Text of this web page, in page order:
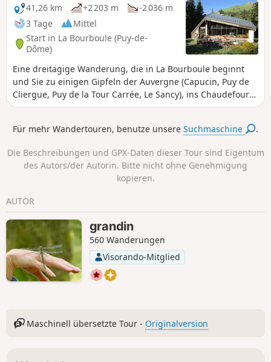
41,26 km
+2 203 m
-2 036 m
3 Tage
Mittel
Start in La Bourboule (Puy-de-
Dôme)
Eine dreitägige Wanderung, die in La Bourboule beginnt
und Sie zu einigen Gipfeln der Auvergne (Capucin, Puy de
Cliergue, Puy de la Tour Carrée, Le Sancy), ins Chaudefour-
Tal, zur Grande Cascade usw. führt und in der Stadt Mont
Für mehr Wandertouren, benutze unsereSuchmaschine .
Die Beschreibungen und GPX-Daten dieser Tour sind Eigentum
des Autors/der Autorin. Bitte nicht ohne Genehmigung
kopieren.
AUTOR
grandin
560 Wanderungen
Visorando-Mitglied
Maschinell übersetzte Tour - Originalversion